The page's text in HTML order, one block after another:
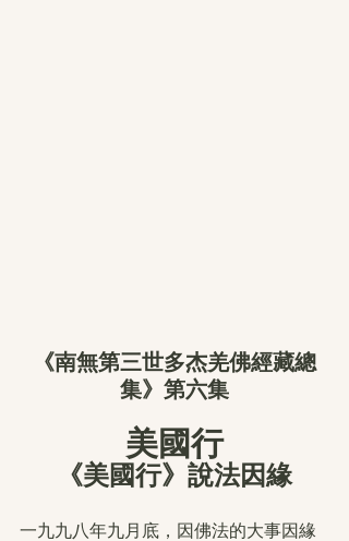
《南無第三世多杰羌佛經藏總
集》第六集
美國行
《美國行》說法因緣
一九九八年九月底，因佛法的大事因緣